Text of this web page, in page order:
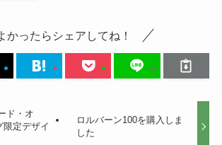
かったらシェアしてね！
ド・オ
限定デザイ
ロルバーン100を購入しま
した